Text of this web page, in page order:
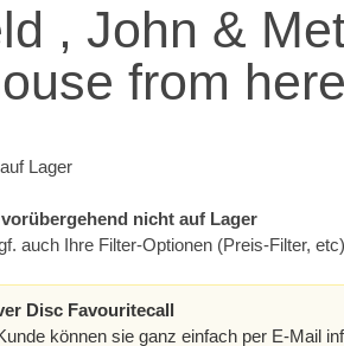
, John &
from
Lager
nicht auf Lager
auch Ihre Filter-Optionen (Preis-Filter,
Disc Favouritecall
können sie ganz einfach per E-Mail